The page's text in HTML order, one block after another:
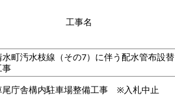
工事名
水町汚水枝線（その7）に伴う配水管布設替
事
尾庁舎構内駐車場整備工事 ※入札中止